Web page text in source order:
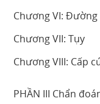
Chương VI:
Chương VII: Tụy
Chương VIII: Cấp
PHẦN III Chẩn